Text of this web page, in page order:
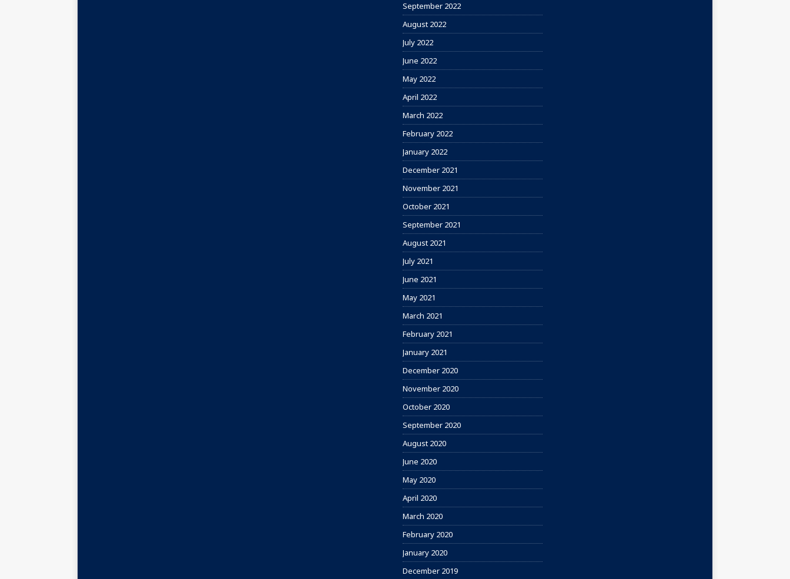
September 2022
August 2022
July 2022
June 2022
May 2022
April 2022
March 2022
February 2022
January 2022
December 2021
November 2021
October 2021
September 2021
August 2021
July 2021
June 2021
May 2021
March 2021
February 2021
January 2021
December 2020
November 2020
October 2020
September 2020
August 2020
June 2020
May 2020
April 2020
March 2020
February 2020
January 2020
December 2019